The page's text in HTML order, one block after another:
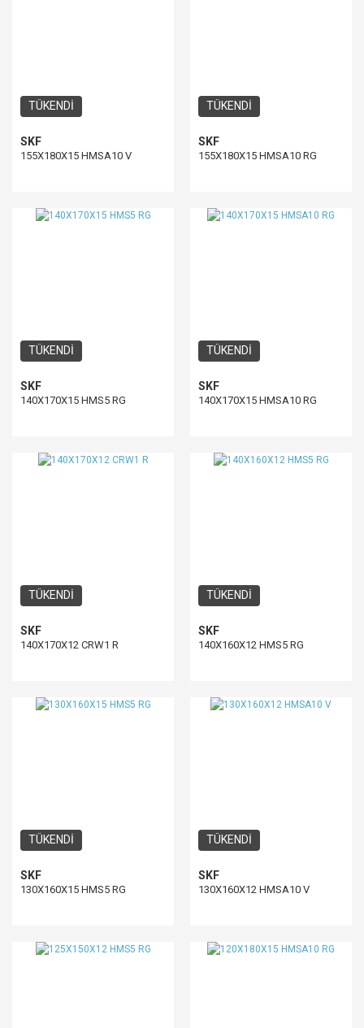
TÜKENDİ
SKF
155X180X15 HMSA10 V
TÜKENDİ
SKF
155X180X15 HMSA10 RG
TÜKENDİ
SKF
140X170X15 HMS5 RG
TÜKENDİ
SKF
140X170X15 HMSA10 RG
TÜKENDİ
SKF
140X170X12 CRW1 R
TÜKENDİ
SKF
140X160X12 HMS5 RG
TÜKENDİ
SKF
130X160X15 HMS5 RG
TÜKENDİ
SKF
130X160X12 HMSA10 V